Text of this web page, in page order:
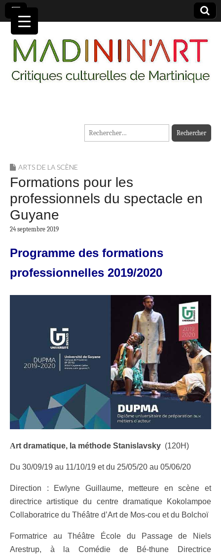
MADININ'ART
Rechercher :
ARTS DE LA SCÈNE
Formations pour les
professionnels du spectacle en
Guyane
24 septembre 2019
Programme des formations
professionnelles 2019/2020
Art dramatique, la méthode Stanislavsky (120H)
Du 30/09/19 au 11/10/19 et du 25/05/20 au 05/06/20
Direction : Ewlyne Guillaume, metteure en scène et
directrice artistique du centre dramatique Kokolampoe
Collaboratrice du Théâtre d’Art de Mos-cou et du Bolchoï
Formatrice au Théâtre École du Passage de Niels
Arestrup, à la Comédie de Bé-thune Directrice